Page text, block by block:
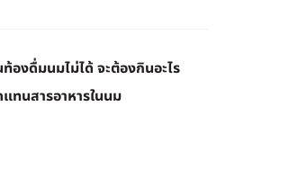
องดื่มนมไม่ได้ จะต้องกินอะไร
ทนสารอาหารในนม